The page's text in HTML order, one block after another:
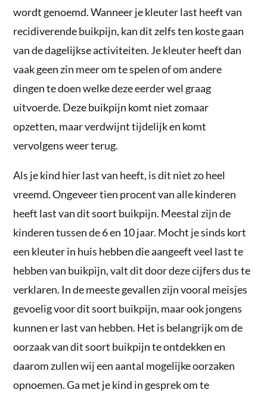
wordt genoemd. Wanneer je kleuter last heeft van
recidiverende buikpijn, kan dit zelfs ten koste gaan
van de dagelijkse activiteiten. Je kleuter heeft dan
vaak geen zin meer om te spelen of om andere
dingen te doen welke deze eerder wel graag
uitvoerde. Deze buikpijn komt niet zomaar
opzetten, maar verdwijnt tijdelijk en komt
vervolgens weer terug.
Als je kind hier last van heeft, is dit niet zo heel
vreemd. Ongeveer tien procent van alle kinderen
heeft last van dit soort buikpijn. Meestal zijn de
kinderen tussen de 6 en 10 jaar. Mocht je sinds kort
een kleuter in huis hebben die aangeeft veel last te
hebben van buikpijn, valt dit door deze cijfers dus te
verklaren. In de meeste gevallen zijn vooral meisjes
gevoelig voor dit soort buikpijn, maar ook jongens
kunnen er last van hebben. Het is belangrijk om de
oorzaak van dit soort buikpijn te ontdekken en
daarom zullen wij een aantal mogelijke oorzaken
opnoemen. Ga met je kind in gesprek om te